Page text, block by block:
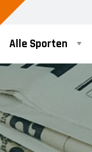
Alle Sporten